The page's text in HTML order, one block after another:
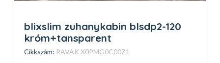
blixslim zuhanykabin blsdp2-120
króm+tansparent
Cikkszám: RAVAK X0PMG0C00Z1